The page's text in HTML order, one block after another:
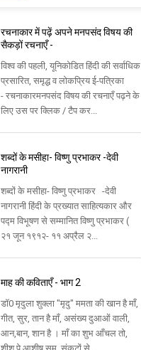
रचनाकार में पढ़ें अपने मनपसंद विषय की
सैकड़ों रचनाएँ -
विश्व की पहली, यूनिकोडित हिंदी की सर्वाधिक
प्रसारित, समृद्ध व लोकप्रिय ई-पत्रिका
- रचनाकारमनपसंद विषय की रचनाएँ पढ़ने के
लिए उस पर क्लिक / टैप कर...
शब्दों के मसीहा- विष्णु प्रभाकर -देवी
नागरानी
शब्दों के मसीहा- विष्णु प्रभाकर -देवी
नागरानी हिंदी के प्रख्यात साहित्यकार और
पद्म विभूषण से सम्मानित विष्णु प्रभाकर (
२१ जून १९१२- ११ अप्रैल २...
माह की कविताएँ - भाग 2
डॉ0 मृदुला शुक्ला "मृदु" ममता की खान है माँ,
गीत, सुर, तान है माँ, असंख्य दुआओं वाली,
आन,बान, शान है । माँ का शुभ आँचल तो,